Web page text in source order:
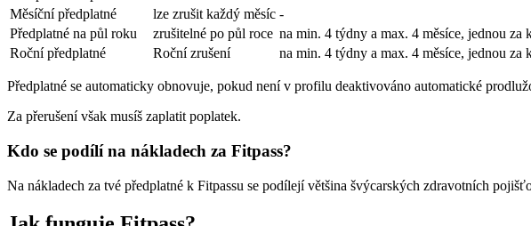
Měsíční předplatné
lze zrušit každý měsíc -
Předplatné na půl roku
zrušitelné po půl roce na min. 4 týdny a max. 4 měsíce, jednou za
Roční předplatné
Roční zrušení na min. 4 týdny a max. 4 měsíce, jednou za
Předplatné se automaticky obnovuje, pokud není v profilu deaktivováno automatické
Za přerušení však musíš zaplatit poplatek.
Kdo se podílí na nákladech za Fitpass?
Na nákladech za tvé předplatné k Fitpassu se podílejí většina švýcarských zdravotních